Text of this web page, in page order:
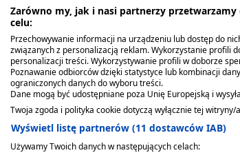
Opis produktu
Plastry przeznaczone są do
Zapewniają one ochronę skóry,
Zarówno my, jak i nasi partnerzy
celu:
Przechowywanie informacji na urządzeniu lub dostęp do
związanych z personalizacją reklam. Wykorzystanie profili
personalizacji treści. Wykorzystywanie profili w doborze
Poznawanie odbiorców dzięki statystyce lub kombinacji
ograniczonych danych do wyboru treści.
Dane mogą być udostępniane poza Unię Europejską i
Twoja zgoda i polityka cookie dotyczą wyłącznie tej witryny/
Wyświetl listę partnerów (11 dostawców IAB)
Używamy Twoich danych w następujących celach: